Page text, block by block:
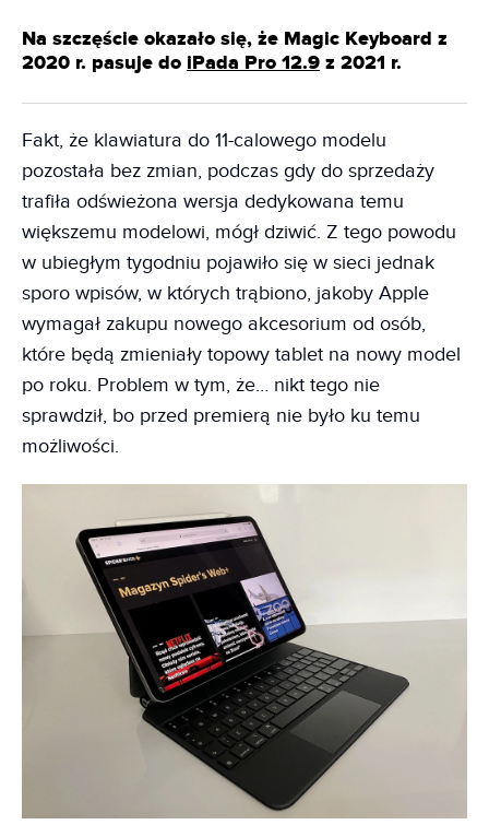
Na szczęście okazało się, że Magic Keyboard z
2020 r. pasuje do iPada Pro 12.9 z 2021 r.
Fakt, że klawiatura do 11-calowego modelu
pozostała bez zmian, podczas gdy do sprzedaży
trafiła odświeżona wersja dedykowana temu
większemu modelowi, mógł dziwić. Z tego powodu
w ubiegłym tygodniu pojawiło się w sieci jednak
sporo wpisów, w których trąbiono, jakoby Apple
wymagał zakupu nowego akcesorium od osób,
które będą zmieniały topowy tablet na nowy model
po roku. Problem w tym, że… nikt tego nie
sprawdził, bo przed premierą nie było ku temu
możliwości.